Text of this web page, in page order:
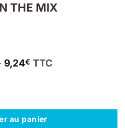
THE MIX
9,24€ TTC
THE MIX
au panier